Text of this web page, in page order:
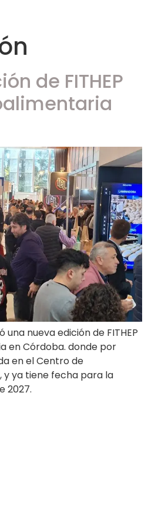
de FITHEP
una nueva edición de FITHEP
en Córdoba. donde por
en el Centro de
y ya tiene fecha para la
2027.